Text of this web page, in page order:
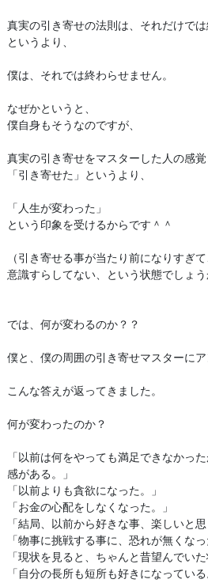
真実の引き寄せの法則は、それだけでは
というより、
僕は、それでは終わらせません。
なぜかというと、
僕自身もそうなのですが、
真実の引き寄せをマスターした人の感覚
「引き寄せた」というより、
「人生が変わった」
という印象を受けるからです＾＾
（引き寄せる事が当たり前になりすぎて
意識すらしてない、という状態でしょう
では、何が変わるのか？？
僕と、僕の周囲の引き寄せマスターにア
こんな答えが返ってきました。
何が変わったのか？
「以前は何をやっても満足できなかっ
感がある。」
「以前よりも貪欲になった。」
「お金の心配をしなくなった。」
「結局、以前から好きな事、楽しいと
「物事に挑戦する事に、恐れが無くなっ
「現状を見ると、ちゃんと昔望んでい
「自分の長所も短所も好きになっている